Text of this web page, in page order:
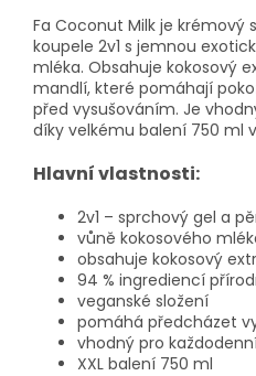
Fa Coconut Milk je krémový
koupele 2v1 s jemnou
mléka. Obsahuje kokosový
mandlí, které pomáhají
před vysušováním. Je
díky velkému balení 750 ml
Hlavní vlastnosti:
2v1 – sprchový gel a
vůně kokosového
obsahuje kokosový
94 % ingrediencí
veganské složení
pomáhá předcházet
vhodný pro
XXL balení 750 ml